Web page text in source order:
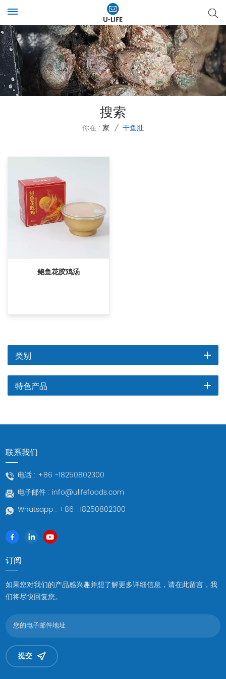
搜索
你在 : 家 / 干鱼肚
鲍鱼花胶鸡汤
类别
特色产品
联系我们
电话 : +86 -18250802300
电子邮件 : info@ulifefoods.com
Whatsapp : +86 -18250802300
订阅
如果您对我们的产品感兴趣并想了解更多详细信息，请在此留言，我
们将尽快回复您。
提交